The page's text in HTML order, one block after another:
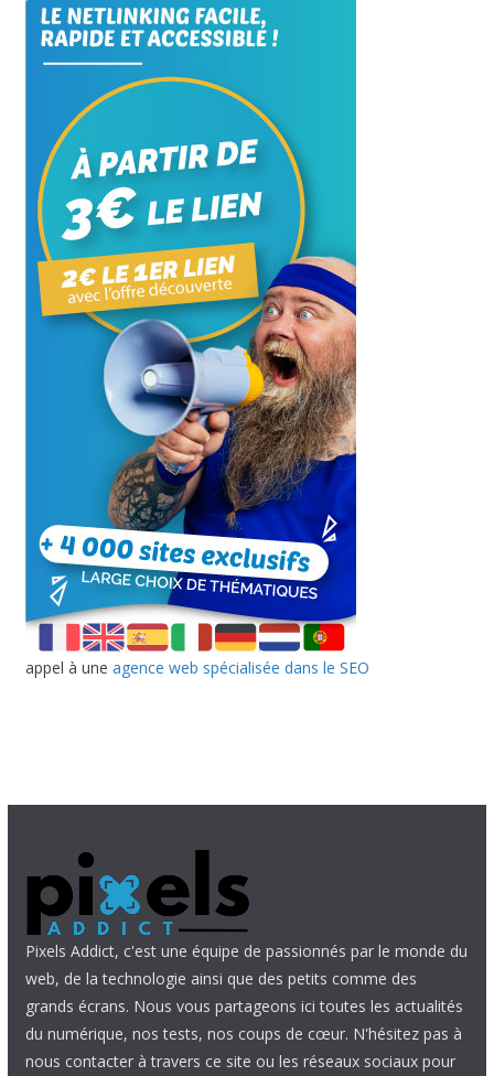
appel à une agence web spécialisée dans le SEO
Pixels Addict, c'est une équipe de passionnés par le monde du
web, de la technologie ainsi que des petits comme des
grands écrans. Nous vous partageons ici toutes les actualités
du numérique, nos tests, nos coups de cœur. N'hésitez pas à
nous contacter à travers ce site ou les réseaux sociaux pour